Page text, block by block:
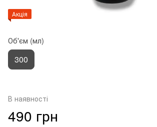
Акція
Об'єм (мл)
300
В наявності
490 грн